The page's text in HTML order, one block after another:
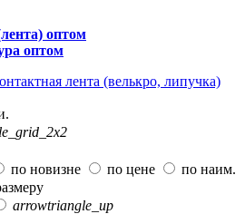
оптом
оптом
лента (велькро, липучка)
по новизне по цене
по наим.
arrowtriangle_up